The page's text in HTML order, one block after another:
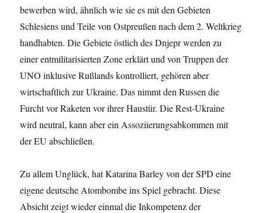
bewerben wird, ähnlich wie sie es mit den Gebieten
Schlesiens und Teile von Ostpreußen nach dem 2. Weltkrieg
handhabten. Die Gebiete östlich des Dnjepr werden zu
einer entmilitarisierten Zone erklärt und von Truppen der
UNO inklusive Rußlands kontrolliert, gehören aber
wirtschaftlich zur Ukraine. Das nimmt den Russen die
Furcht vor Raketen vor ihrer Haustür. Die Rest-Ukraine
wird neutral, kann aber ein Assoziierungsabkommen mit
der EU abschließen.
Zu allem Unglück, hat Katarina Barley von der SPD eine
eigene deutsche Atombombe ins Spiel gebracht. Diese
Absicht zeigt wieder einmal die Inkompetenz der